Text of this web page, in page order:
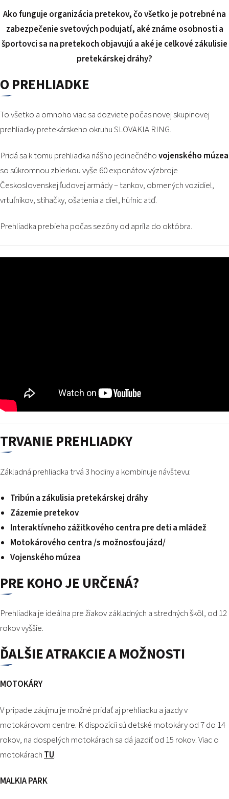
KONTAKTY
Ako funguje organizácia pretekov, čo všetko je potrebné na
zabezpečenie svetových podujatí, aké známe osobnosti a
športovci sa na pretekoch objavujú a aké je celkové zákulisie
pretekárskej dráhy?
O PREHLIADKE
To všetko a omnoho viac sa dozviete počas novej skupinovej
prehliadky pretekárskeho okruhu SLOVAKIA RING.
Pridá sa k tomu prehliadka nášho jedinečnéhovojenského múzea
so súkromnou zbierkou vyše 60 exponátov výzbroje
Československej ľudovej armády – tankov, obrnených vozidiel,
vrtuľníkov, stíhačky, ošatenia a diel, húfnic atď.
Prehliadka prebieha počas sezóny od apríla do októbra.
TRVANIE PREHLIADKY
Základná prehliadka trvá 3 hodiny a kombinuje návštevu:
Tribún a zákulisia pretekárskej dráhy
Zázemie pretekov
Interaktívneho zážitkového centra pre deti a mládež
Motokárového centra /s možnosťou jázd/
Vojenského múzea
PRE KOHO JE URČENÁ?
Prehliadka je ideálna pre žiakov základných a stredných škôl, od 12
rokov vyššie.
ĎALŠIE ATRAKCIE A MOŽNOSTI
MOTOKÁRY
V prípade záujmu je možné pridať aj prehliadku a jazdy v
motokárovom centre. K dispozícii sú detské motokáry od 7 do 14
rokov, na dospelých motokárach sa dá jazdiť od 15 rokov. Viac o
motokárachTU.
MALKIA PARK